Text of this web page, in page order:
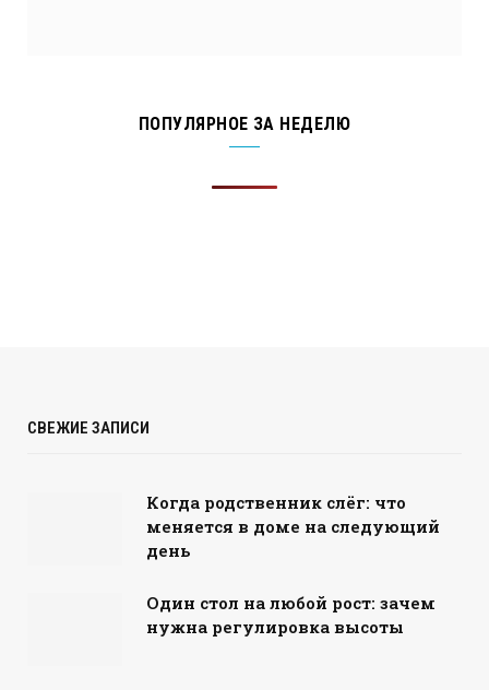
ПОПУЛЯРНОЕ ЗА НЕДЕЛЮ
СВЕЖИЕ ЗАПИСИ
Когда родственник слёг: что
меняется в доме на следующий
день
Один стол на любой рост: зачем
нужна регулировка высоты